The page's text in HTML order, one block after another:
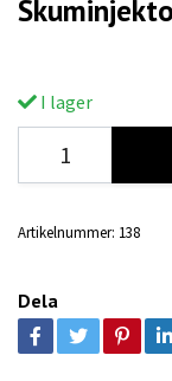
I lager
Artikelnummer: 138
Dela